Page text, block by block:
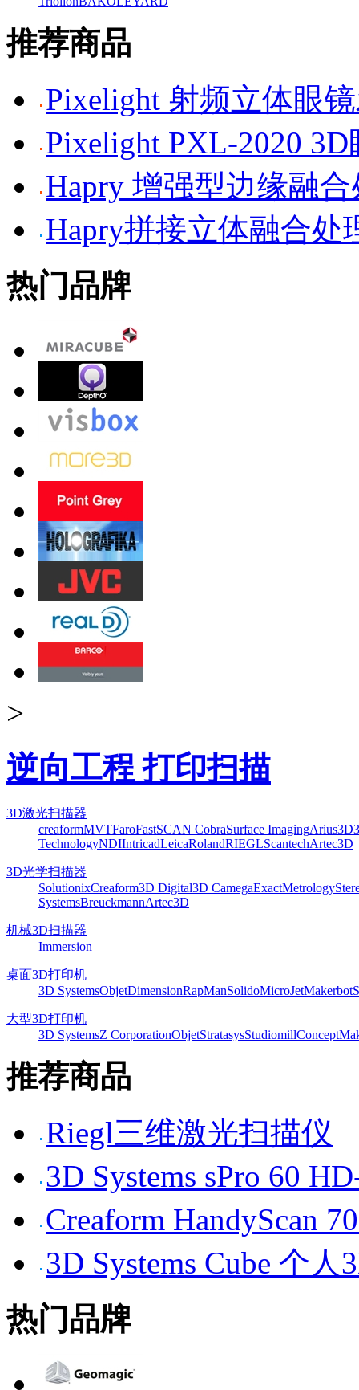
推荐商品
Pixelight 射频立体眼
Pixelight PXL-2020 3D
Hapry 增强型边缘融
Hapry拼接立体融合处
热门品牌
>
逆向工程 打印扫描
3D激光扫描器
creaformMVTFaroFastSCAN CobraSurface ImagingArius3D
TechnologyNDIIntricadLeicaRolandRIEGLScantechArtec3D
3D光学扫描器
SolutionixCreaform3D Digital3D CamegaExactMetrology
SystemsBreuckmannArtec3D
机械3D扫描器
Immersion
桌面3D打印机
3D SystemsObjetDimensionRapManSolidoMicroJetMakerbot
大型3D打印机
3D SystemsZ CorporationObjetStratasysStudiomillConcept
推荐商品
Riegl三维激光扫描仪
3D Systems sPro 60
Creaform HandyScan
3D Systems Cube 个人
热门品牌